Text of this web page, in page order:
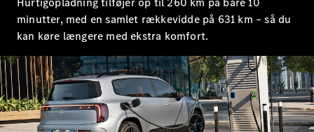
Konfigurator
Benz Online
Showroom
Cabriolet / Roadster
minutter, med en samlet rækkevidde på 631 km – så du
kan køre længere med ekstra komfort.